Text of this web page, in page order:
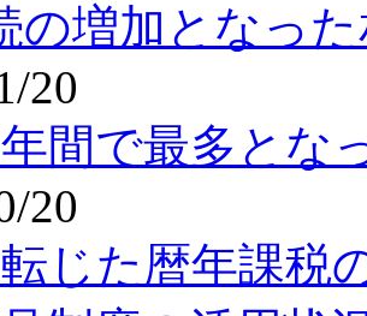
の増加となっ
20
間で最多とな
20
じた暦年課税